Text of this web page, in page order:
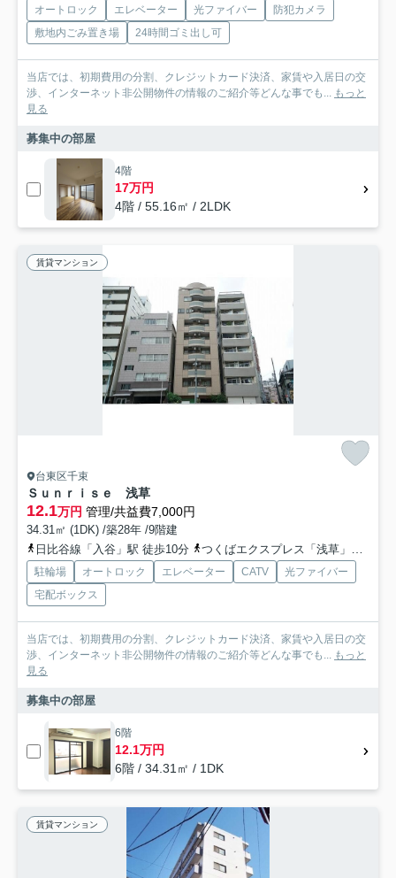
オートロック エレベーター 光ファイバー
防犯カメラ
敷地内ごみ置き場
24時間ゴミ出し可
当店では、初期費用の分割、クレジットカード決済、家賃や入居日の交
渉、インターネット非公開物件の情報のご紹介等どんな事でも... もっと
見る
募集中の部屋
4階
17万円
4階 / 55.16㎡ / 2LDK
賃貸マンション
台東区千束
Ｓｕｎｒｉｓｅ 浅草
12.1万円 管理/共益費7,000円
34.31㎡ (1DK) /築28年 /9階建
日比谷線「入谷」駅 徒歩10分
つくばエクスプレス「浅草」駅 徒歩8分
駐輪場 オートロック エレベーター CATV
光ファイバー
宅配ボックス
当店では、初期費用の分割、クレジットカード決済、家賃や入居日の交
渉、インターネット非公開物件の情報のご紹介等どんな事でも... もっと
見る
募集中の部屋
6階
12.1万円
6階 / 34.31㎡ / 1DK
賃貸マンション